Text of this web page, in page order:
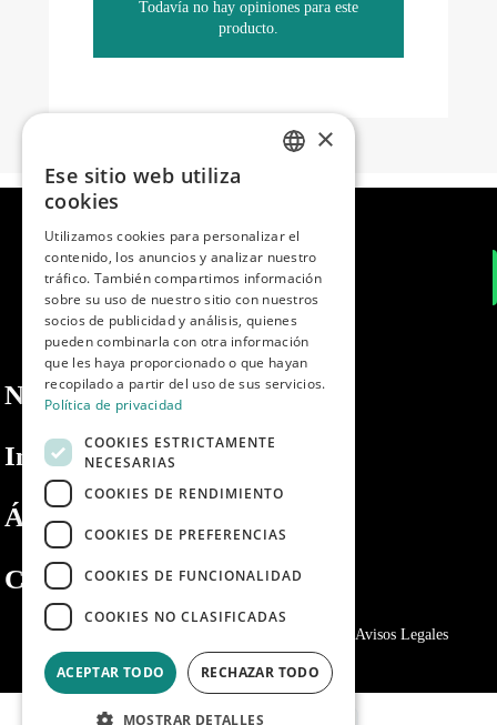
Todavía no hay opiniones para este
producto.
Nosotros
Información
Área privada
Contacto
Política de privacidad Avisos Legales
PORTUGUESE
×
Ese sitio web utiliza
cookies
Utilizamos cookies para personalizar el
contenido, los anuncios y analizar nuestro
tráfico. También compartimos información
sobre su uso de nuestro sitio con nuestros
socios de publicidad y análisis, quienes
pueden combinarla con otra información
que les haya proporcionado o que hayan
recopilado a partir del uso de sus servicios.
Política de privacidad
COOKIES ESTRICTAMENTE
NECESARIAS
COOKIES DE RENDIMIENTO
COOKIES DE PREFERENCIAS
COOKIES DE FUNCIONALIDAD
COOKIES NO CLASIFICADAS
ACEPTAR TODO RECHAZAR TODO
MOSTRAR DETALLES